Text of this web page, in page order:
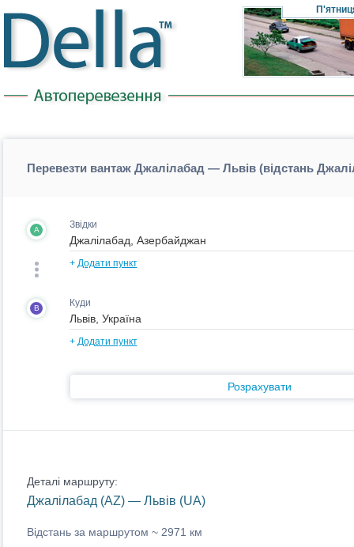
Перевезти вантаж Джалілабад — Львів (відстань
A Звідки
+ Додати пункт
B Куди
+ Додати пункт
Розрахувати
Деталі маршруту:
Джалілабад (AZ) — Львів (UA)
Відстань за маршрутом ~ 2971 км